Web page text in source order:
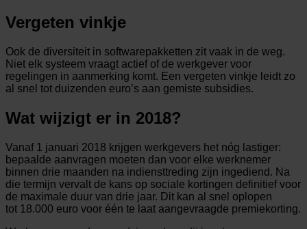
Vergeten vinkje
Ook de diversiteit in softwarepakketten zit vaak in de weg.
Niet elk systeem vraagt actief of de werkgever voor
regelingen in aanmerking komt. Een vergeten vinkje leidt zo
al snel tot duizenden euro’s aan gemiste subsidies.
Wat wijzigt er in 2018?
Vanaf 1 januari 2018 krijgen werkgevers het nóg lastiger:
bepaalde aanvragen moeten dan voor elke werknemer
binnen drie maanden na indiensttreding zijn ingediend. Na
die termijn vervalt de kans op sociale kortingen definitief voor
de maximale duur van drie jaar. Dit kan al snel oplopen
tot 18.000 euro voor één te laat aangevraagde premiekorting.